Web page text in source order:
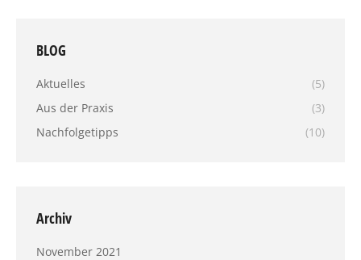
BLOG
Aktuelles
(5)
Aus der Praxis
(3)
Nachfolgetipps
(10)
Archiv
November 2021